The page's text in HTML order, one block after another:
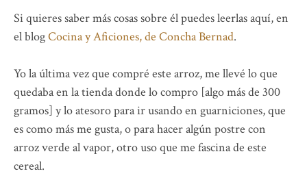
Si quieres saber más cosas sobre él puedes leerlas aquí, en
el blogCocina y Aficiones, de Concha Bernad.
Yo la última vez que compré este arroz, me llevé lo que
quedaba en la tienda donde lo compro [algo más de 300
gramos] y lo atesoro para ir usando en guarniciones, que
es como más me gusta, o para hacer algún postre con
arroz verde al vapor, otro uso que me fascina de este
cereal.